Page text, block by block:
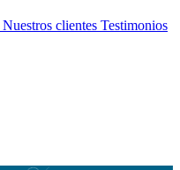
Nuestros clientes Testimonios